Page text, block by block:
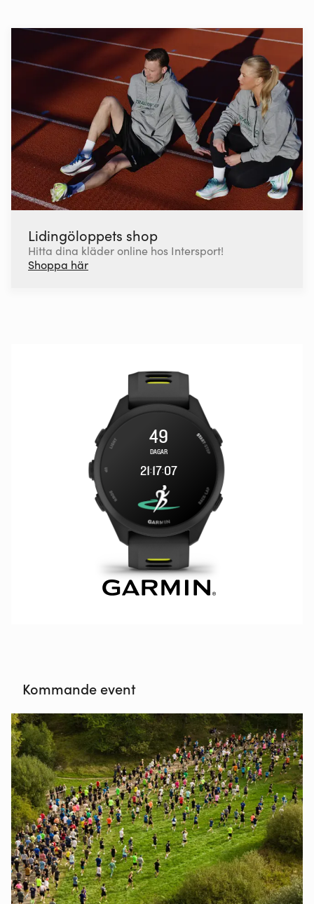
Lidingöloppets shop
Hitta dina kläder online hos Intersport!
Shoppa här
Kommande event